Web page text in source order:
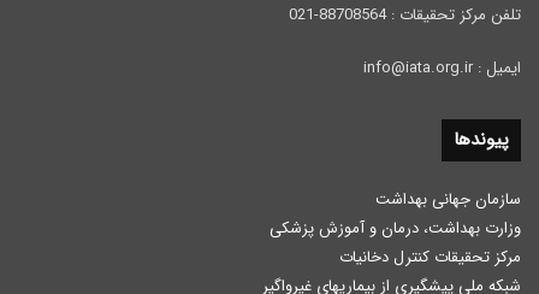
تلفن مرکز تحقیقات : 88708564-021
ایمیل : info@iata.org.ir
پیوندها
سازمان جهانی بهداشت
وزارت بهداشت، درمان و آموزش پزشكی
مرکز تحقیقات کنترل دخانیات
شبکه ملی پیشگیری از بیماریهای غیرواگیر